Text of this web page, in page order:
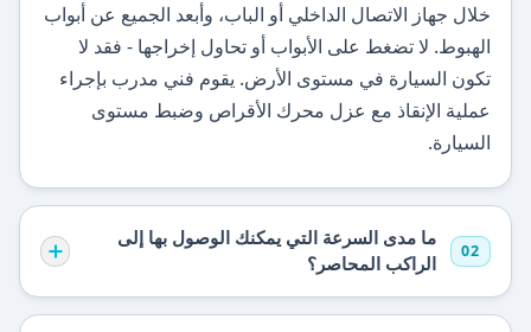
خلال جهاز الاتصال الداخلي أو الباب، وأبعد الجميع عن أبواب
الهبوط. لا تضغط على الأبواب أو تحاول إخراجها - فقد لا
تكون السيارة في مستوى الأرض. يقوم فني مدرب بإجراء
عملية الإنقاذ مع عزل محرك الأقراص وضبط مستوى
السيارة.
02
ما مدى السرعة التي يمكنك الوصول بها إلى
الراكب المحاصر؟